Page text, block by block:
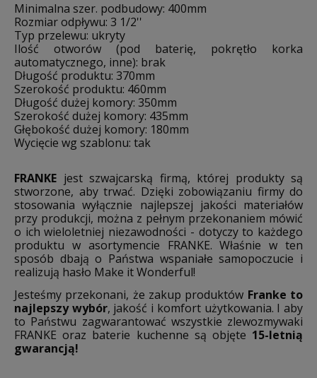
Minimalna szer. podbudowy: 400mm
Rozmiar odpływu: 3 1/2''
Typ przelewu: ukryty
Ilość otworów (pod baterię, pokrętło korka
automatycznego, inne): brak
Długość produktu: 370mm
Szerokość produktu: 460mm
Długość dużej komory: 350mm
Szerokość dużej komory: 435mm
Głębokość dużej komory: 180mm
Wycięcie wg szablonu: tak
FRANKE jest szwajcarską firmą, której produkty są
stworzone, aby trwać. Dzięki zobowiązaniu firmy do
stosowania wyłącznie najlepszej jakości materiałów
przy produkcji, można z pełnym przekonaniem mówić
o ich wieloletniej niezawodności - dotyczy to każdego
produktu w asortymencie FRANKE. Właśnie w ten
sposób dbają o Państwa wspaniałe samopoczucie i
realizują hasło Make it Wonderful!
Jesteśmy przekonani, że zakup produktów Franke to
najlepszy wybór, jakość i komfort użytkowania. I aby
to Państwu zagwarantować wszystkie zlewozmywaki
FRANKE oraz baterie kuchenne są objęte 15-letnią
gwarancją!